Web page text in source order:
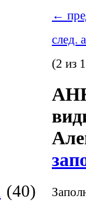
(40)
←
след.
(2 из